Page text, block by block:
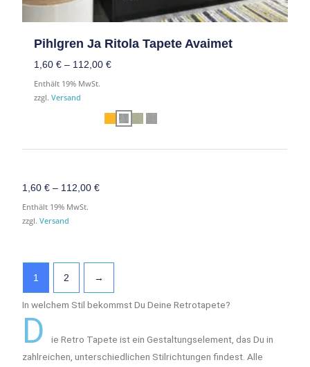
Pihlgren Ja Ritola Tapete Avaimet
1,60 € – 112,00 €
Enthält 19% MwSt.
zzgl. Versand
1,60€ – 112,00€
Enthält 19% MwSt.
zzgl.Versand
1 2 →
In welchem Stil bekommst Du Deine Retrotapete?
D
ie Retro Tapete ist ein Gestaltungselement, das Du in
zahlreichen, unterschiedlichen Stilrichtungen findest. Alle